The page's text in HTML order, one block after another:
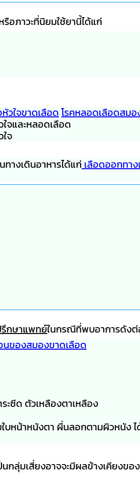
อภาวะที่นิยมใช้ยานี้ได้แก่
วใจขาดเลือดโรคหลอดเลือดสมอ
ใจและหลอดเลือด
จ
ทางเดินอาหารได้แก่ เลือดออกทา
กษาแพทย์ในกรณีที่พบอาการดังต่
นของสมองขาดเลือด
ะซีด ตัวเหลืองตาเหลือง
บหน้าหนังตา ผื่นลอกตามผิวหนัง
ลุ่มเสี่ยงอาจจะมีผลข้างเคียงขอ